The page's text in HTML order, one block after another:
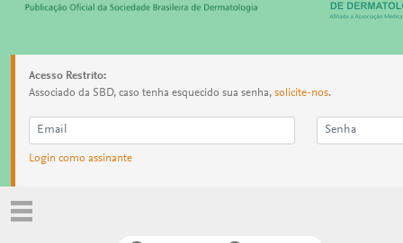
Acesso Restrito:
Associado da SBD, caso tenha esquecido sua senha, solicite-nos.
Login como assinante